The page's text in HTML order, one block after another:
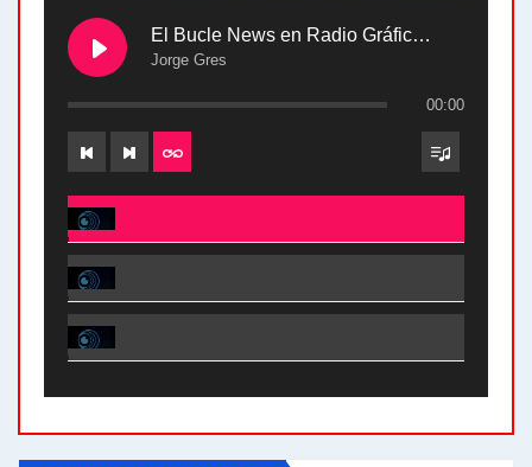
El Bucle News en Radio Gráfica. Bloque 2 . 28.04.24
Jorge Gres
00:00
El Bucle News en Radio Gráfica. Bloque 2 . 28.04.24 - Jorge Gres
El Bucle News en Radio Gráfica. Bloque 1 . 28.04.24 - Jorge Gres
El Bucle News en Radio Gráfica. Bloque 2 . 21.04.24 - Jorge Gres